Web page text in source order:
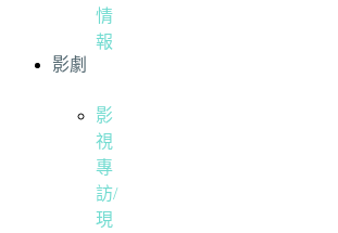
情
報
影劇
影
視
專
訪/
現